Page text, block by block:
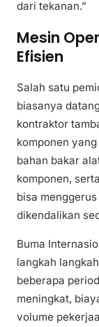
dari tekanan.”
Mesin
Efisien
Salah satu
biasanya
kontraktor
komponen
bahan bakar
komponen,
bisa
dikendalikan
Buma
langkah
beberapa
meningkat,
volume